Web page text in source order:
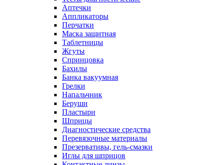
Аптечки
Аппликаторы
Перчатки
Маска защитная
Таблетницы
Жгуты
Спринцовка
Бахилы
Банка вакуумная
Грелки
Напальчник
Беруши
Пластыри
Шприцы
Диагностические средства
Перевязочные материалы
Презервативы, гель-смазки
Иглы для шприцов